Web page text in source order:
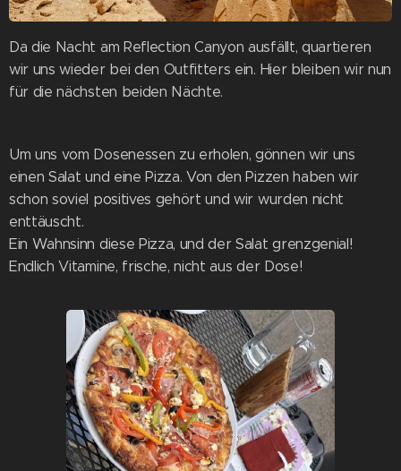
Da die Nacht am Reflection Canyon ausfällt, quartieren
wir uns wieder bei den Outfitters ein. Hier bleiben wir nun
für die nächsten beiden Nächte.
Um uns vom Dosenessen zu erholen, gönnen wir uns
einen Salat und eine Pizza. Von den Pizzen haben wir
schon soviel positives gehört und wir wurden nicht
enttäuscht.
Ein Wahnsinn diese Pizza, und der Salat grenzgenial!
Endlich Vitamine, frische, nicht aus der Dose!